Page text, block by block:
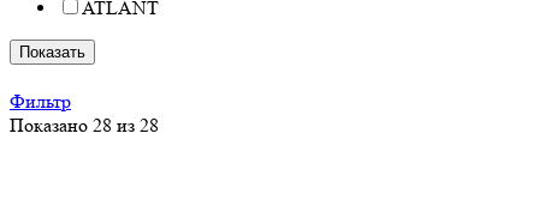
ATLANT
Показать
Фильтр
Показано 28 из 28